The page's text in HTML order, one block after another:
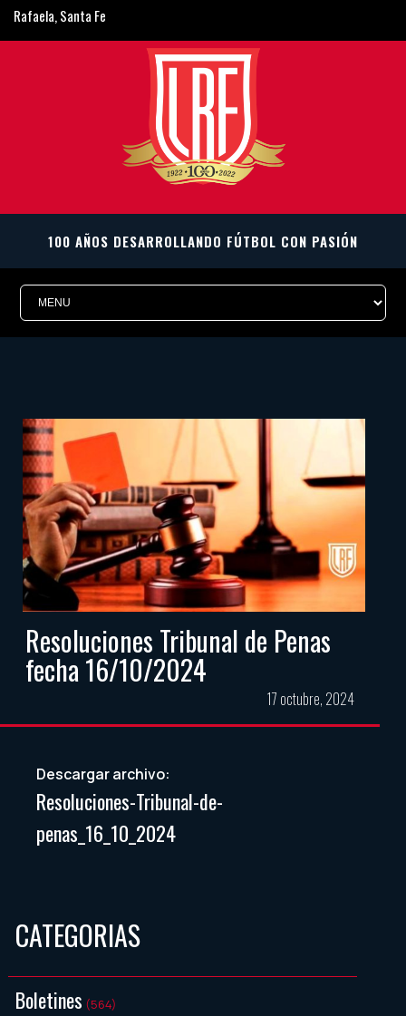
Rafaela, Santa Fe
ligarafaelina@gmail.com
Resoluciones Tribunal de Penas
fecha 16/10/2024
17 octubre, 2024
Descargar archivo:
Resoluciones-Tribunal-de-
penas_16_10_2024
CATEGORIAS
Boletines (564)